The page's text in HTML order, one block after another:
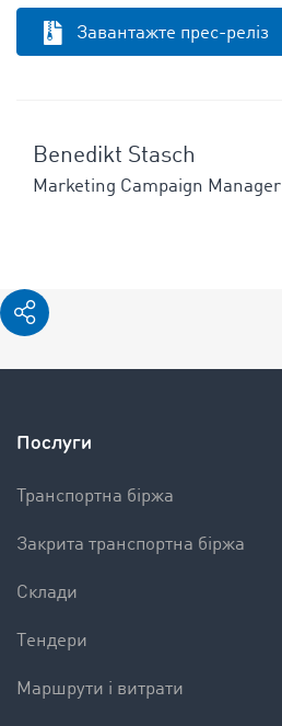
Завантажте прес-реліз
Benedikt Stasch
Marketing Campaign Manager
Послуги
Транспортна біржа
Закрита транспортна біржа
Склади
Tендери
Mаршрути і витрати